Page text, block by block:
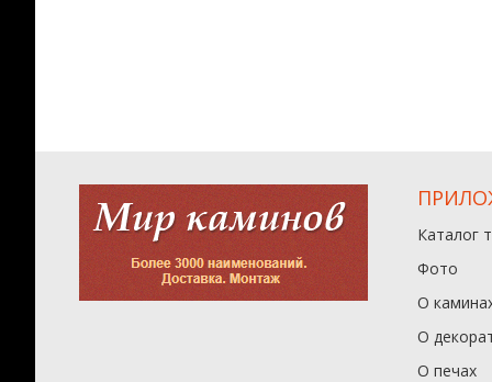
Каталог
Фото
О
О
О печах